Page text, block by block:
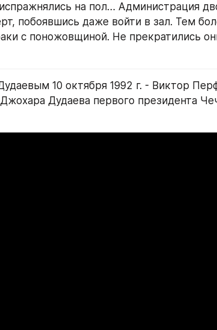
на пол… Администрация
побоявшись даже войти в зал. Тем
с поножовщиной. Не прекратились
10 октября 1992 г. - Виктор
Дудаева первого президента